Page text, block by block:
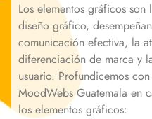
Los elementos gráficos
diseño gráfico,
comunicación efectiva, la
diferenciación de marca y
usuario. Profundicemos
MoodWebs Guatemala en
los elementos gráficos: